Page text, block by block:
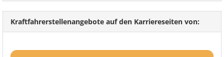
Kraftfahrerstellenangebote auf den Karriereseiten von: